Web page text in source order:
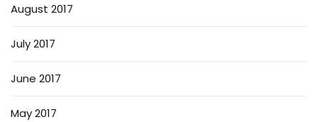
August 2017
July 2017
June 2017
May 2017